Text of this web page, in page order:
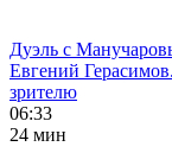
Дуэль с
Евгений
зрителю
06:33
24 мин